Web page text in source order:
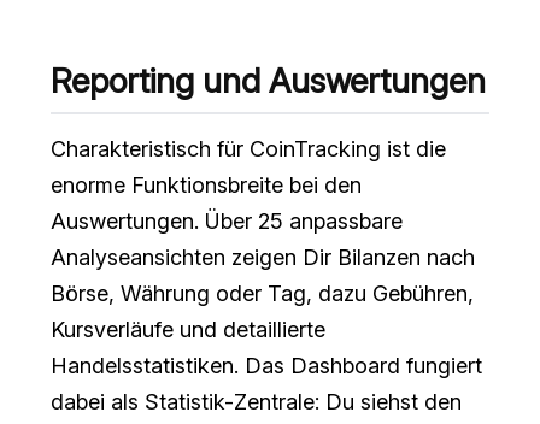
Reporting und Auswertungen
Charakteristisch für CoinTracking ist die
enorme Funktionsbreite bei den
Auswertungen. Über 25 anpassbare
Analyseansichten zeigen Dir Bilanzen nach
Börse, Währung oder Tag, dazu Gebühren,
Kursverläufe und detaillierte
Handelsstatistiken. Das Dashboard fungiert
dabei als Statistik-Zentrale: Du siehst den